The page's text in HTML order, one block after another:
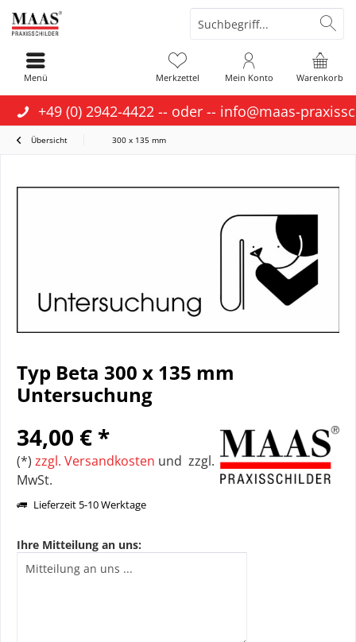
+49 (0) 2942-4422 -- oder -- info@maas-
Warenkorb
Merkzettel Mein Konto
Menü
Übersicht 300 x 135 mm
Typ Beta 300 x 135 mm
Untersuchung
34,00 € *
(*) zzgl. Versandkosten und zzgl.
MwSt.
Lieferzeit 5-10 Werktage
Ihre Mitteilung an uns: